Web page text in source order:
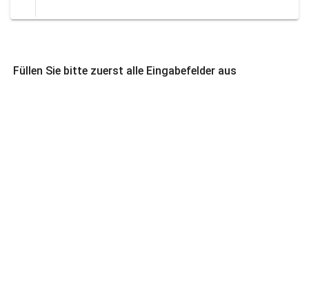
Füllen Sie bitte zuerst alle Eingabefelder aus